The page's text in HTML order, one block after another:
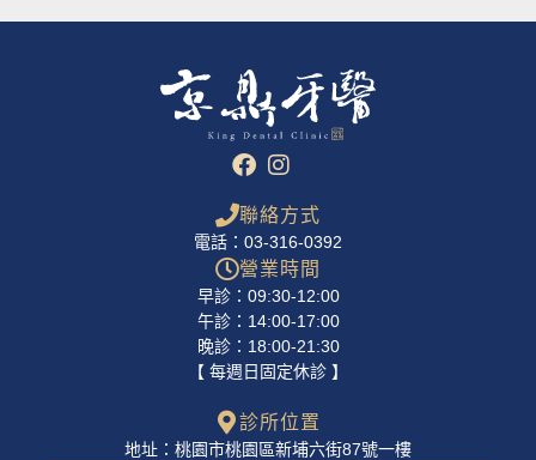
聯絡方式
電話：03-316-0392
營業時間
早診：09:30-12:00
午診：14:00-17:00
晚診：18:00-21:30
【 每週日固定休診 】
診所位置
地址：桃園市桃園區新埔六街87號一樓